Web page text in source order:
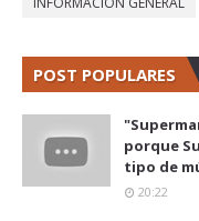
POST POPULARES
porque
tipo de
20:22